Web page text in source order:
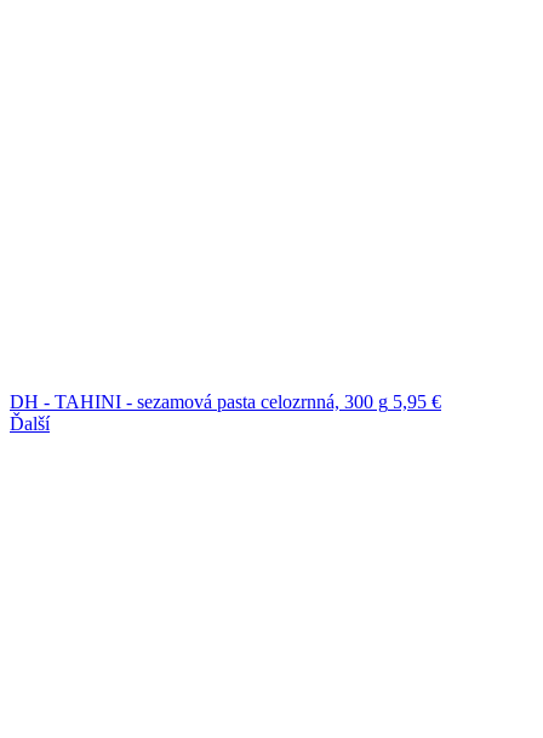
DH - TAHINI - sezamová pasta celozrnná, 300 g 5,95 €
Ďalší